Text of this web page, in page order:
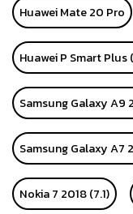
Huawei Mate 20 Pro
Huawei P Smart Plus
Samsung Galaxy A9
Samsung Galaxy A7
Nokia 7 2018 (7.1)